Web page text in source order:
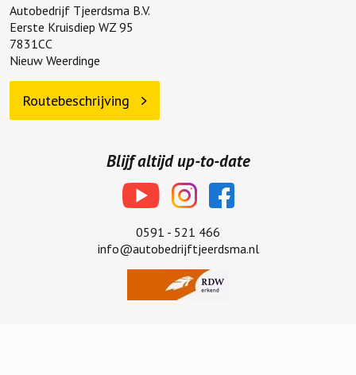
Blijf altijd up-to-date
0591 - 521 466
info@autobedrijftjeerdsma.nl
Autobedrijf Tjeerdsma B.V.
Eerste Kruisdiep WZ 95
7831CC
Nieuw Weerdinge
Routebeschrijving